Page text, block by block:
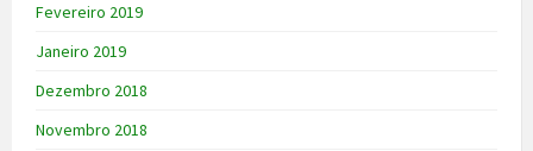
Fevereiro 2019
Janeiro 2019
Dezembro 2018
Novembro 2018